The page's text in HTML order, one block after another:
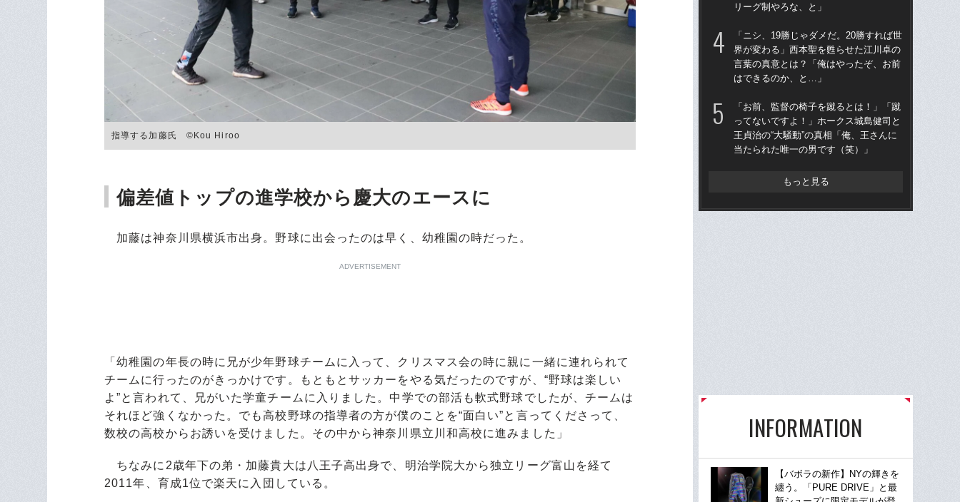
指導する加藤氏 ©Kou Hiroo
偏差値トップの進学校から慶大のエースに
加藤は神奈川県横浜市出身。野球に出会ったのは早く、幼稚園の時だった。
ADVERTISEMENT
「幼稚園の年長の時に兄が少年野球チームに入って、クリスマス会の時に親に一緒に連れられて
チームに行ったのがきっかけです。もともとサッカーをやる気だったのですが、“野球は楽しい
よ”と言われて、兄がいた学童チームに入りました。中学での部活も軟式野球でしたが、チームは
それほど強くなかった。でも高校野球の指導者の方が僕のことを“面白い”と言ってくださって、
数校の高校からお誘いを受けました。その中から神奈川県立川和高校に進みました」
ちなみに2歳年下の弟・加藤貴大は八王子高出身で、明治学院大から独立リーグ富山を経て
2011年、育成1位で楽天に入団している。
リーグ制やろな、と」
「ニシ、19勝じゃダメだ。20勝すれば世
界が変わる」西本聖を甦らせた江川卓の
言葉の真意とは？「俺はやったぞ、お前
はできるのか、と…」
「お前、監督の椅子を蹴るとは！」「蹴
ってないですよ！」ホークス城島健司と
王貞治の“大騒動”の真相「俺、王さんに
当たられた唯一の男です（笑）」
もっと見る
INFORMATION
【バボラの新作】NYの輝きを
纏う。「PURE DRIVE」と最